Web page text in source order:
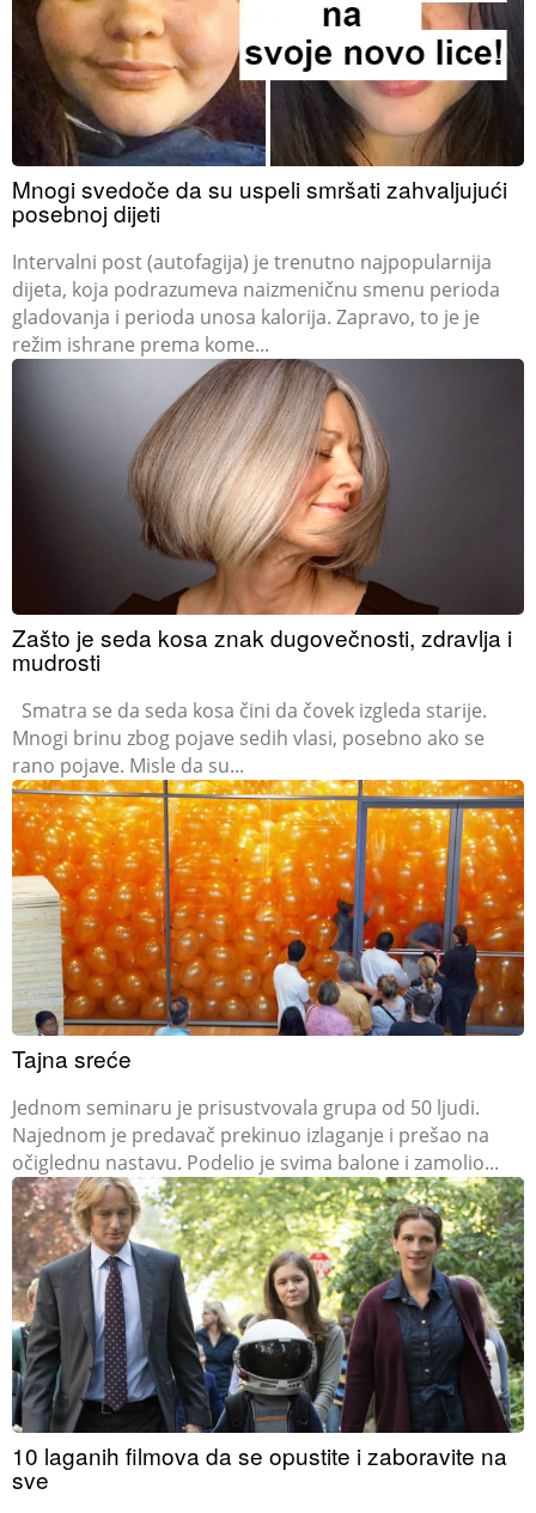
Mnogi svedoče da su uspeli smršati zahvaljujući
posebnoj dijeti
Intervalni post (autofagija) je trenutno najpopularnija
dijeta, koja podrazumeva naizmeničnu smenu perioda
gladovanja i perioda unosa kalorija. Zapravo, to je je
režim ishrane prema kome...
Zašto je seda kosa znak dugovečnosti, zdravlja i
mudrosti
Mnogi brinu zbog pojave sedih vlasi, posebno ako se
rano pojave. Misle da su...
Tajna sreće
Jednom seminaru je prisustvovala grupa od 50 ljudi.
Najednom je predavač prekinuo izlaganje i prešao na
očiglednu nastavu. Podelio je svima balone i zamolio...
10 laganih filmova da se opustite i zaboravite na
sve